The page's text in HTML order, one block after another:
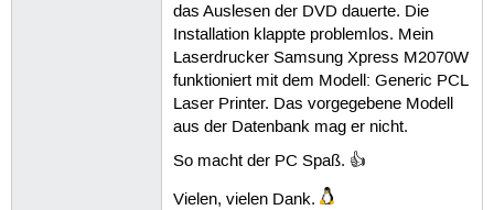
das Auslesen der DVD dauerte. Die
Installation klappte problemlos. Mein
Laserdrucker Samsung Xpress M2070W
funktioniert mit dem Modell: Generic PCL
Laser Printer. Das vorgegebene Modell
aus der Datenbank mag er nicht.
So macht der PC Spaß. 👍
Vielen, vielen Dank.